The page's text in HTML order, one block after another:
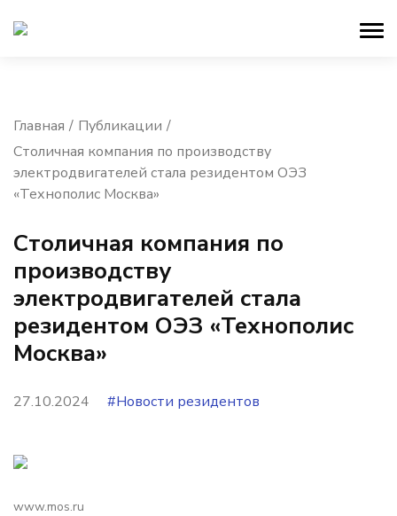
Главная
Публикации
Столичная компания по производству
электродвигателей стала резидентом ОЭЗ
«Технополис Москва»
Столичная компания по
производству
электродвигателей стала
резидентом ОЭЗ «Технополис
Москва»
27.10.2024 #Новости резидентов
www.mos.ru